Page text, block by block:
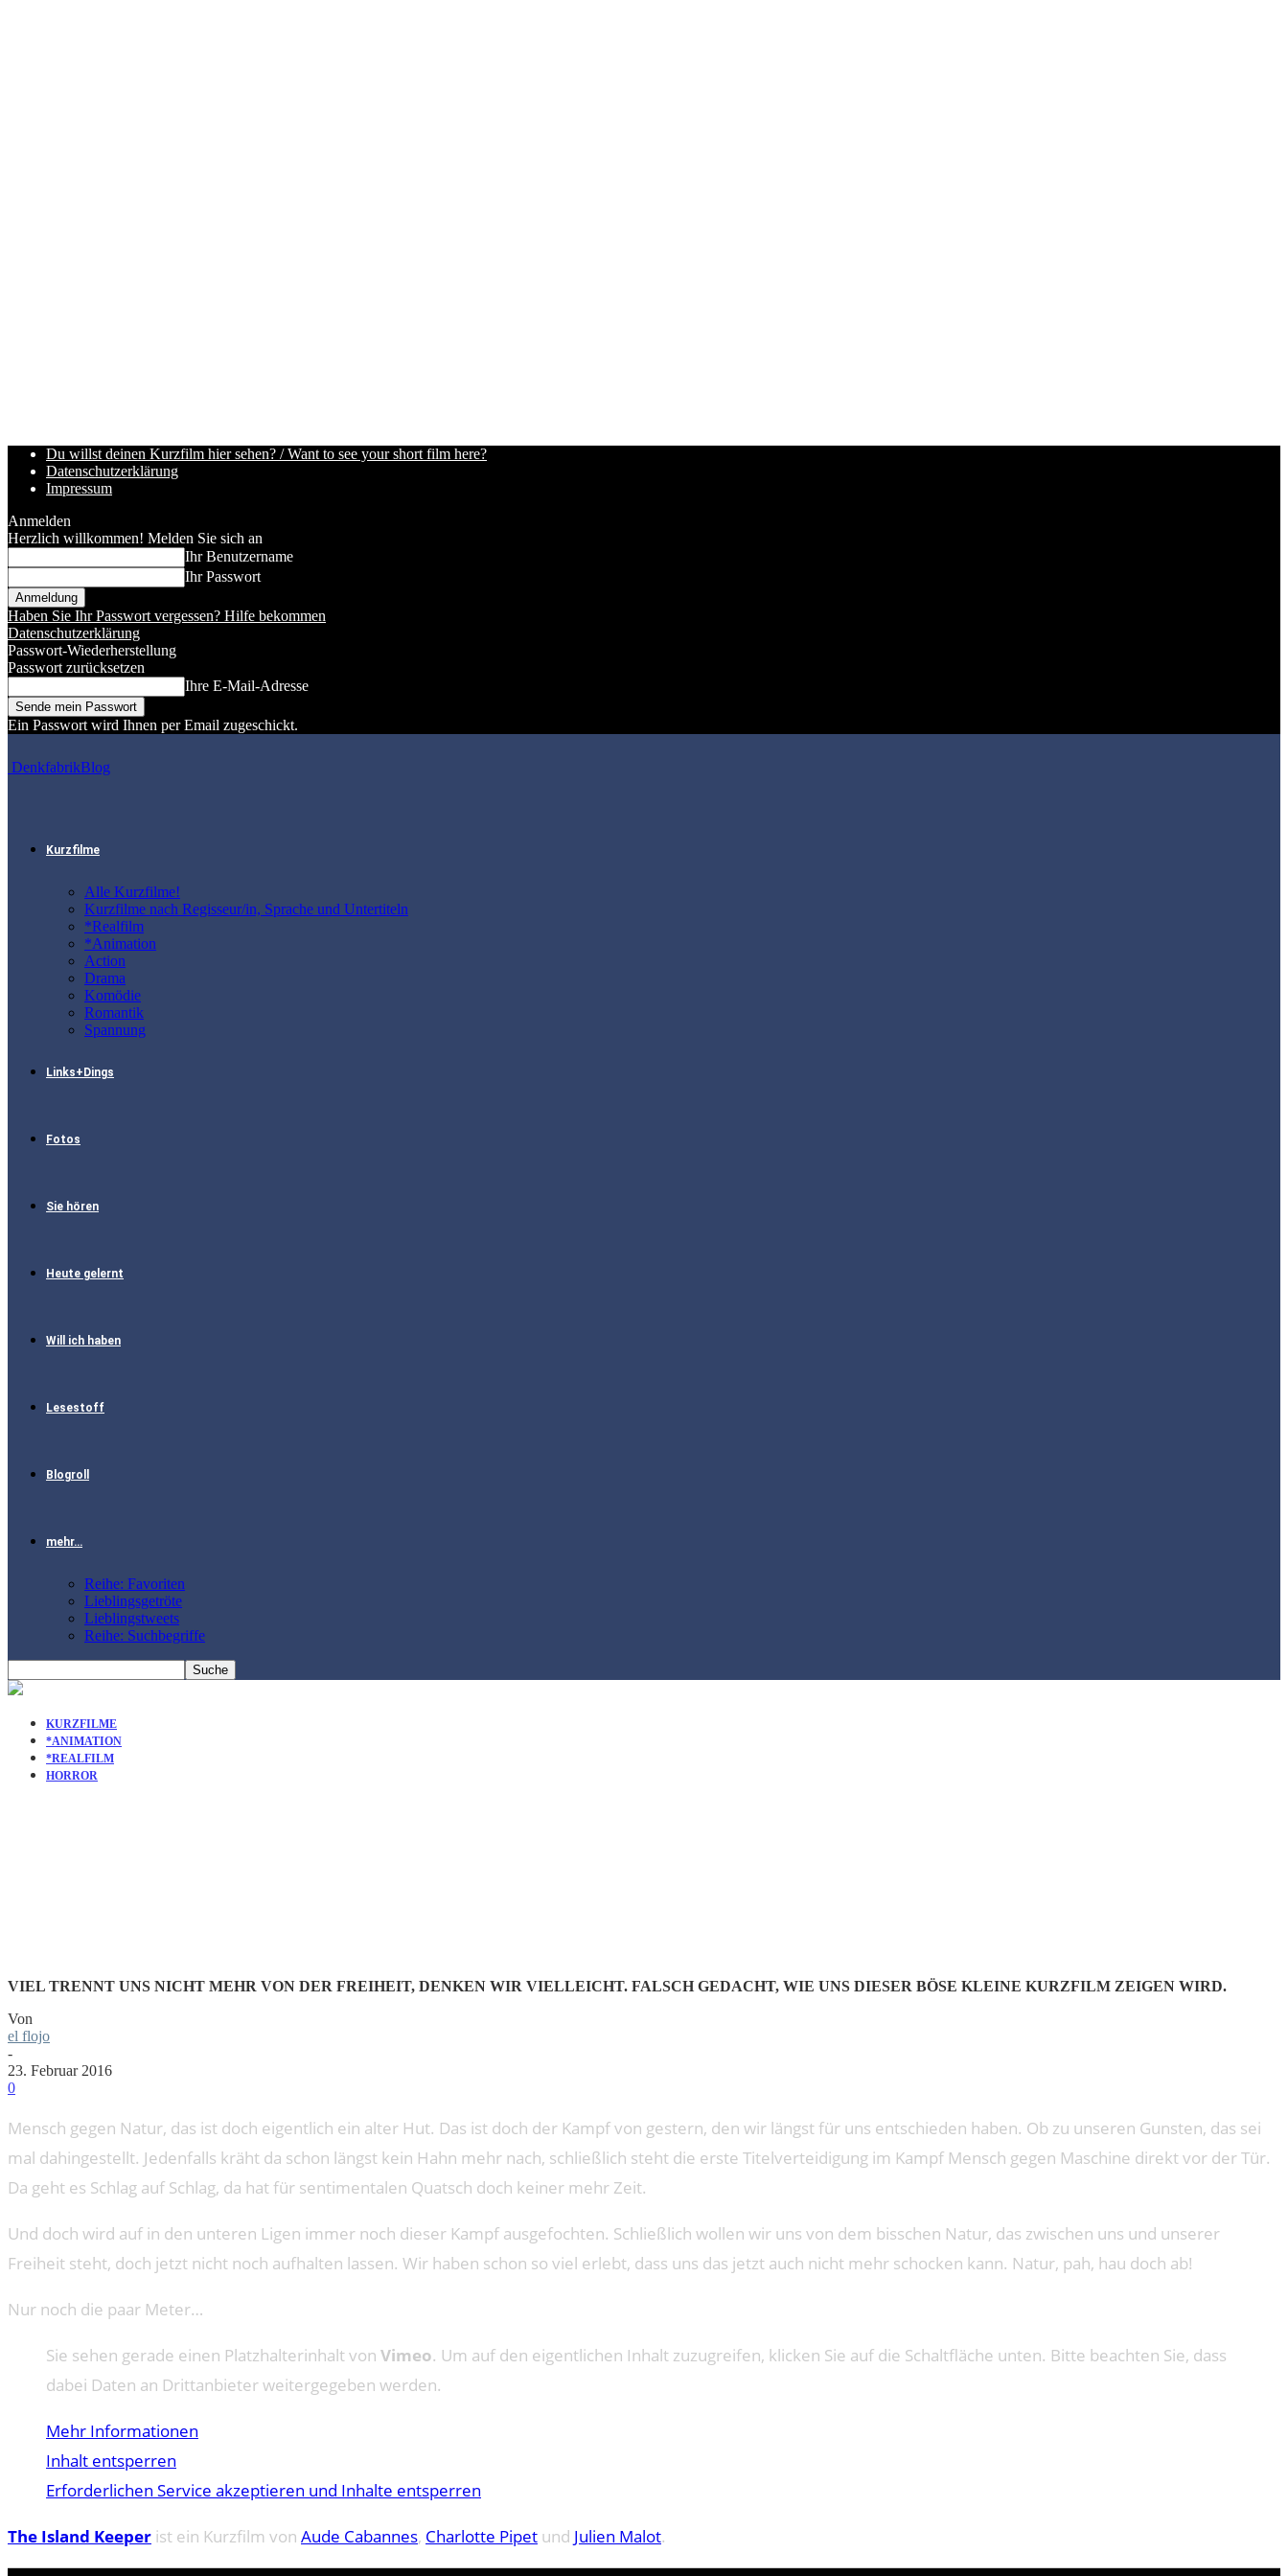
Du willst deinen Kurzfilm hier sehen? / Want to see your short film here?
Datenschutzerklärung
Impressum
Anmelden
Herzlich willkommen! Melden Sie sich an
Ihr Benutzername
Ihr Passwort
Haben Sie Ihr Passwort vergessen? Hilfe bekommen
Datenschutzerklärung
Passwort-Wiederherstellung
Passwort zurücksetzen
Ihre E-Mail-Adresse
Ein Passwort wird Ihnen per Email zugeschickt.
DenkfabrikBlog
Kurzfilme
Alle Kurzfilme!
Kurzfilme nach Regisseur/in, Sprache und Untertiteln
*Realfilm
*Animation
Action
Drama
Komödie
Romantik
Spannung
Links+Dings
Fotos
Sie hören
Heute gelernt
Will ich haben
Lesestoff
Blogroll
mehr…
Reihe: Favoriten
Lieblingsgetröte
Lieblingstweets
Reihe: Suchbegriffe
KURZFILME
*ANIMATION
*REALFILM
HORROR
VIEL TRENNT UNS NICHT MEHR VON DER FREIHEIT, DENKEN WIR VIELLEICHT. FALSCH GEDACHT, WIE UNS DIESER BÖSE KLEINE KURZFILM ZEIGEN WIRD.
Von
el flojo
-
23. Februar 2016
0
Mensch gegen Natur, das ist doch eigentlich ein alter Hut. Das ist doch der Kampf von gestern, den wir längst für uns entschieden haben. Ob zu unseren Gunsten, das sei
mal dahingestellt. Jedenfalls kräht da schon längst kein Hahn mehr nach, schließlich steht die erste Titelverteidigung im Kampf Mensch gegen Maschine direkt vor der Tür.
Da geht es Schlag auf Schlag, da hat für sentimentalen Quatsch doch keiner mehr Zeit.
Und doch wird auf in den unteren Ligen immer noch dieser Kampf ausgefochten. Schließlich wollen wir uns von dem bisschen Natur, das zwischen uns und unserer
Freiheit steht, doch jetzt nicht noch aufhalten lassen. Wir haben schon so viel erlebt, dass uns das jetzt auch nicht mehr schocken kann. Natur, pah, hau doch ab!
Nur noch die paar Meter…
Sie sehen gerade einen Platzhalterinhalt von Vimeo. Um auf den eigentlichen Inhalt zuzugreifen, klicken Sie auf die Schaltfläche unten. Bitte beachten Sie, dass
dabei Daten an Drittanbieter weitergegeben werden.
Mehr Informationen
Inhalt entsperren
Erforderlichen Service akzeptieren und Inhalte entsperren
The Island Keeper ist ein Kurzfilm von Aude Cabannes, Charlotte Pipet und Julien Malot.